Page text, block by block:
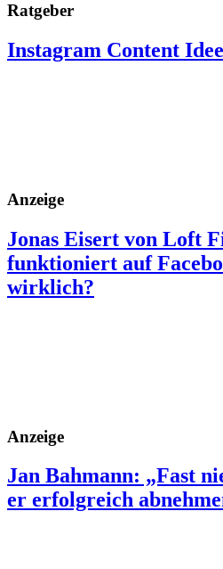
Ratgeber
Instagram Content
Anzeige
Jonas Eisert von Loft
funktioniert auf
wirklich?
Anzeige
Jan Bahmann: „Fast
er erfolgreich